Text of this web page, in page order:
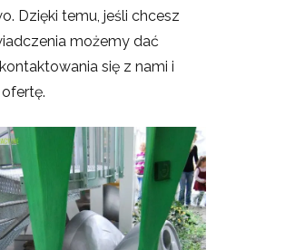
Dzięki temu, jeśli chcesz
możemy dać
się z nami i